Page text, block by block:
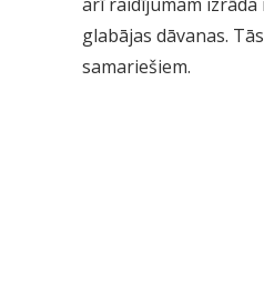
glabājas dāvanas.
samariešiem.